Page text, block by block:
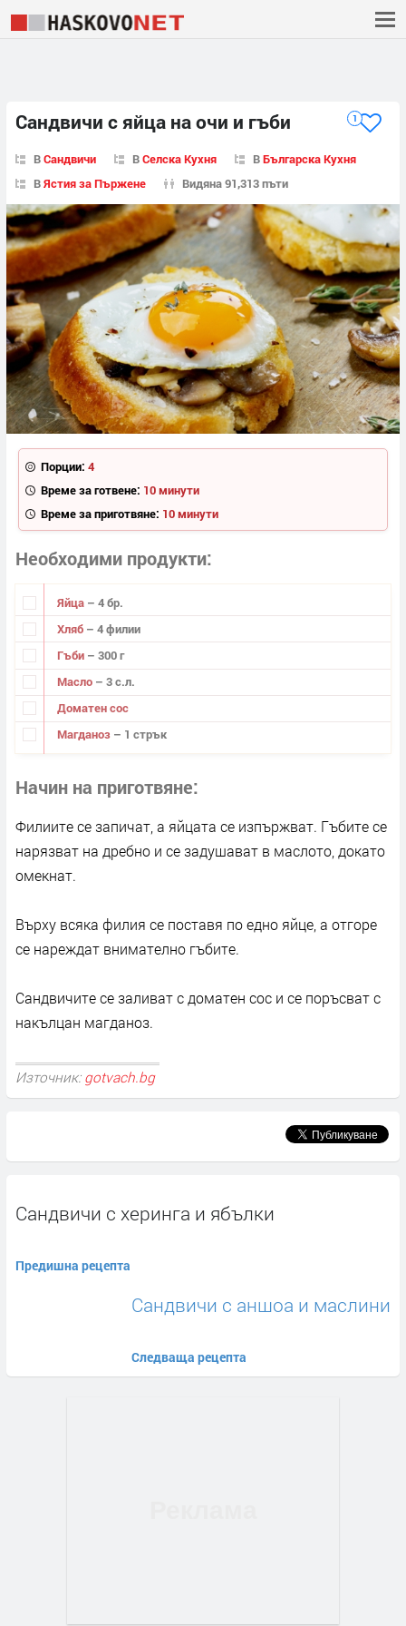
Сандвичи с яйца на очи и гъби 1
ВСандвичи ВСелска Кухня ВБългарска Кухня
ВЯстия за Пържене Видяна 91,313 пъти
Порции: 4
Време за готвене: 10 минути
Време за приготвяне: 10 минути
Необходими продукти
Яйца – 4 бр.
Хляб – 4 филии
Гъби – 300 г
Масло – 3 с.л.
Доматен сос
Магданоз – 1 стрък
Начин на приготвяне
Филиите се запичат, а яйцата се изпържват. Гъбите се
нарязват на дребно и се задушават в маслото, докато
омекнат.
Върху всяка филия се поставя по едно яйце, а отгоре
се нареждат внимателно гъбите.
Сандвичите се заливат с доматен сос и се поръсват с
накълцан магданоз.
Източник: gotvach.bg
Сандвичи с херинга и ябълки
Предишна рецепта
Сандвичи с аншоа и маслини
Следваща рецепта